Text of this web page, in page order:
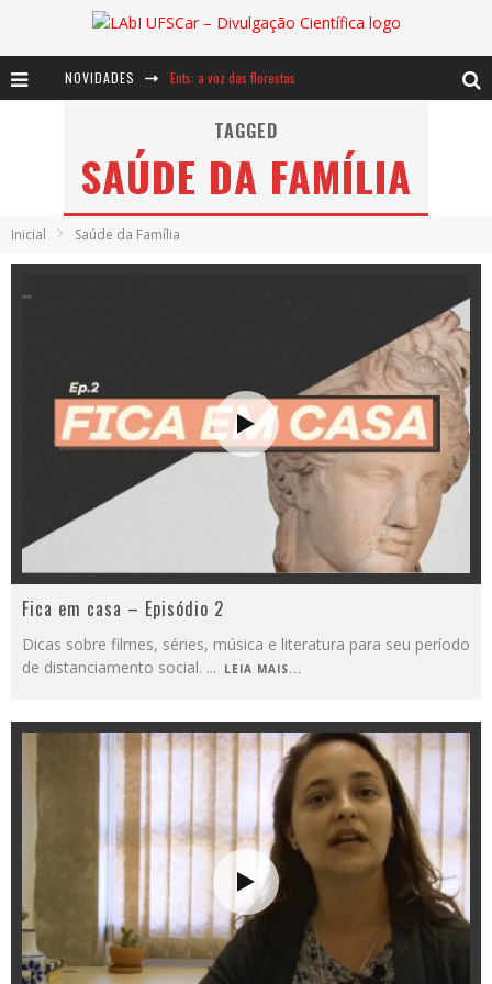
NOVIDADES Ents: a voz das florestas
Notáveis: Bertha Lutz
Baú de Histórias - A jamais imaginada aventura com os moinhos de vento
TAGGED
SAÚDE DA FAMÍLIA
Inicial Saúde da Família
Fica em casa – Episódio 2
Dicas sobre filmes, séries, música e literatura para seu período
de distanciamento social. ... LEIA MAIS...